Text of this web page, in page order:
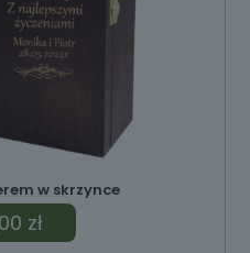
w skrzynce
zł